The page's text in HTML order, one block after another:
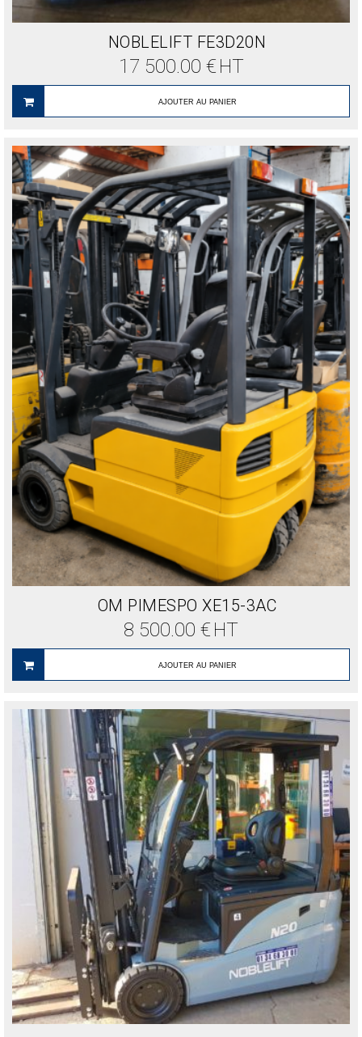
NOBLELIFT FE3D20N
17 500.00 € HT
AJOUTER AU PANIER
OM PIMESPO XE15-3AC
8 500.00 € HT
AJOUTER AU PANIER